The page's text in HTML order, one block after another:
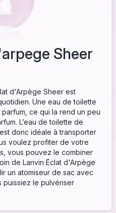
Sheer
d'Arpège Sheer est
Une eau de toilette
ce qui la rend un peu
L’eau de toilette de
donc idéale à transporter
voulez profiter de votre
vous pouvez le combiner
de Lanvin Éclat d'Arpège
un atomiseur de sac avec
puissiez le pulvériser